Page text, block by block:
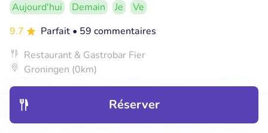
Réserver
Aujourd'hui Demain Je
Ve
9.7
Parfait • 59 commentaires
Restaurant & Gastrobar Fier
Groningen (0km)
Vendu : 42